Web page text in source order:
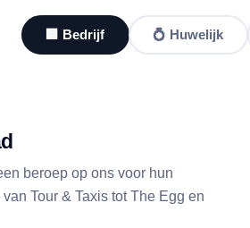
🏢 Bedrijf 💍 Huwelijk
beroep op ons voor hun
Tour & Taxis tot The Egg en